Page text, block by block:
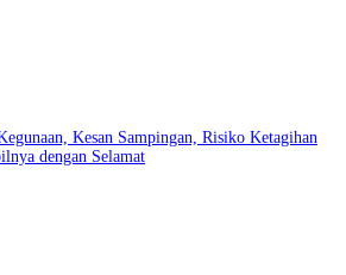
Kesan Sampingan, Risiko Ketagihan
dengan Selamat